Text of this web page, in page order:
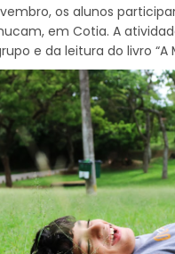
os alunos
em Cotia. A
e da leitura do livro “A